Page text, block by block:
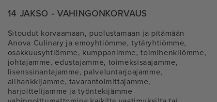
14 JAKSO - VAHINGONKORVAUS
Sitoudut korvaamaan, puolustamaan ja pitämään
Anova Culinary ja emoyhtiömme, tytäryhtiömme,
osakkuusyhtiömme, kumppanimme, toimihenkilömme,
johtajamme, edustajamme, toimeksisaajamme,
lisenssinantajamme, palveluntarjoajamme,
alihankkijamme, tavarantoimittajamme,
harjoittelijamme ja työntekijämme